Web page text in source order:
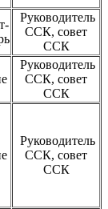
Руководитель
ССК, совет
ССК
Руководитель
ССК, совет
ССК
Руководитель
ССК, совет
ССК